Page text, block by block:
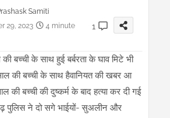
Samiti
29, 2023
4 minute
1
बच्ची के साथ हुई बर्बरता के घाव मिटे भी
की बच्ची के साथ हैवानियत की खबर आ
की बच्ची की दुष्कर्म के बाद हत्या कर दी गई
पुलिस ने दो सगे भाईयों- सुअलीन और